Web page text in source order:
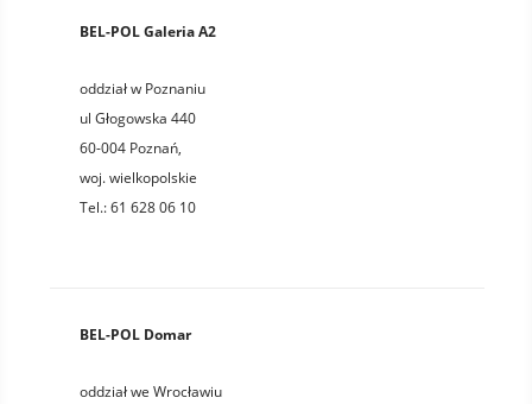
BEL-POL Galeria A2
oddział w Poznaniu
ul Głogowska 440
60-004 Poznań,
woj.wielkopolskie
Tel.:61 628 06 10
BEL-POL Domar
oddział we Wrocławiu